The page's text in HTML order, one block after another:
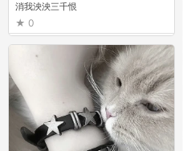
消我泱泱三千恨
0